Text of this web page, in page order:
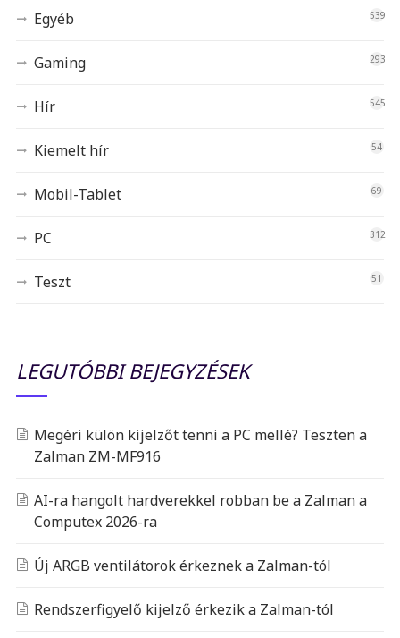
Egyéb 539
Gaming 293
Hír 545
Kiemelt hír 54
Mobil-Tablet 69
PC 312
Teszt 51
LEGUTÓBBI BEJEGYZÉSEK
Megéri külön kijelzőt tenni a PC mellé? Teszten a
Zalman ZM-MF916
AI-ra hangolt hardverekkel robban be a Zalman a
Computex 2026-ra
Új ARGB ventilátorok érkeznek a Zalman-tól
Rendszerfigyelő kijelző érkezik a Zalman-tól